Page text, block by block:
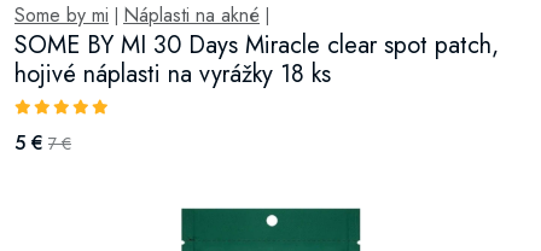
Some by mi Náplasti na akné
SOME BY MI 30 Days Miracle clear spot patch,
hojivé náplasti na vyrážky 18 ks
5 € 7 €